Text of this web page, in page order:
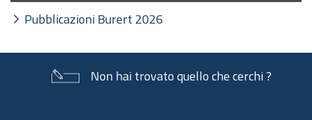
Pubblicazioni Burert 2026
Non hai trovato quello che cerchi ?